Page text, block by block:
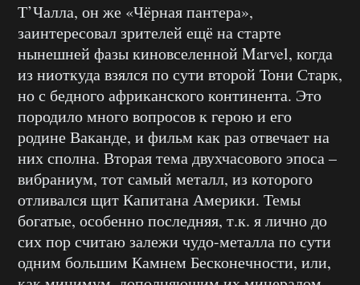
Т’Чалла, он же «Чёрная пантера»,
заинтересовал зрителей ещё на старте
нынешней фазы киновселенной Marvel, когда
из ниоткуда взялся по сути второй Тони Старк,
но с бедного африканского континента. Это
породило много вопросов к герою и его
родине Ваканде, и фильм как раз отвечает на
них сполна. Вторая тема двухчасового эпоса –
вибраниум, тот самый металл, из которого
отливался щит Капитана Америки. Темы
богатые, особенно последняя, т.к. я лично до
сих пор считаю залежи чудо-металла по сути
одним большим Камнем Бесконечности, или,